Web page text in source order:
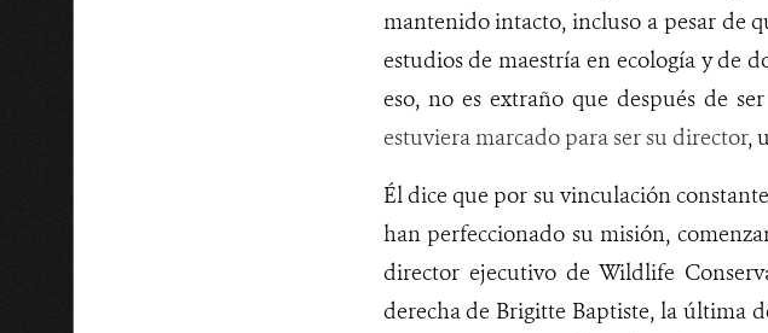
mantenido intacto, incluso a pesar de
estudios de maestría en ecología y de
eso, no es extraño que después de
estuviera marcado para ser su director,
Él dice que por su vinculación
han perfeccionado su misión,
director ejecutivo de Wildlife
derecha de Brigitte Baptiste, la última